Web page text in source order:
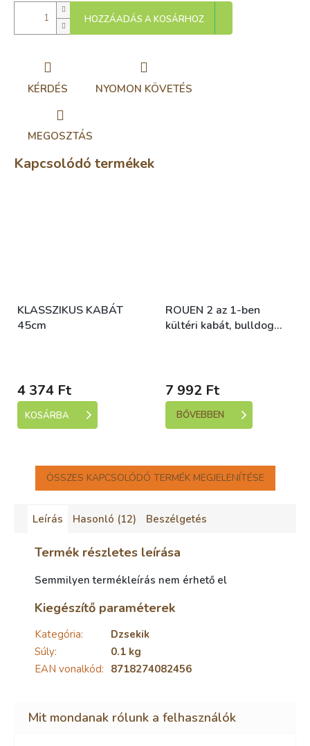
HOZZÁADÁS A KOSÁRHOZ
KÉRDÉS NYOMON KÖVETÉS
MEGOSZTÁS
Kapcsolódó termékek
KLASSZIKUS KABÁT
45cm
4 374 Ft
KOSÁRBA
ROUEN 2 az 1-ben
kültéri kabát, bulldog
7 992 Ft
BŐVEBBEN
ÖSSZES KAPCSOLÓDÓ TERMÉK MEGJELENÍTÉSE
Leírás Hasonló (12) Beszélgetés
Termék részletes leírása
Semmilyen termékleírás nem érhető el
Kiegészítő paraméterek
Kategória:
Dzsekik
Súly:
0.1 kg
EAN vonalkód: 8718274082456